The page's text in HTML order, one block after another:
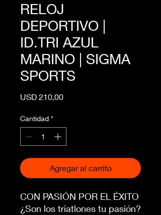
RELOJ
DEPORTIVO |
ID.TRI AZUL
MARINO | SIGMA
SPORTS
USD 210,00Precio
Cantidad *
Agregar al carrito
CON PASIÓN POR EL ÉXITO
¿Son los triatlones tu pasión?